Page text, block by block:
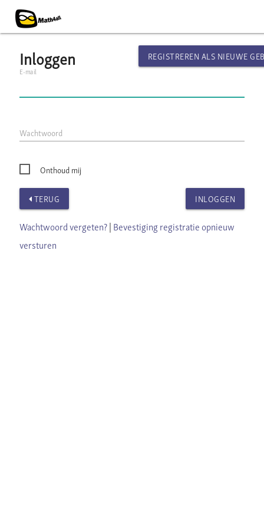
Inloggen REGISTREREN ALS NIEUWE
E-mail
Wachtwoord
Onthoud mij
TERUG INLOGGEN
Wachtwoord vergeten?|Bevestiging registratie opnieuw
versturen